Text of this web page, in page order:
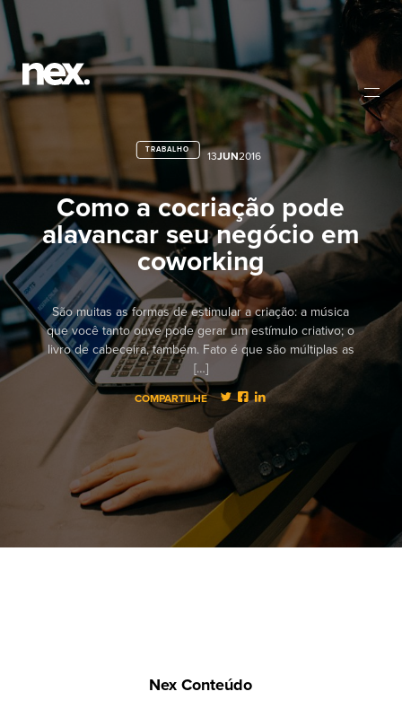
TRABALHO
13JUN2016
Como a cocriação pode
alavancar seu negócio em
coworking
São muitas as formas de estimular a criação: a música
que você tanto ouve pode gerar um estímulo criativo; o
livro de cabeceira, também. Fato é que são múltiplas as
[…]
COMPARTILHE
Nex Conteúdo